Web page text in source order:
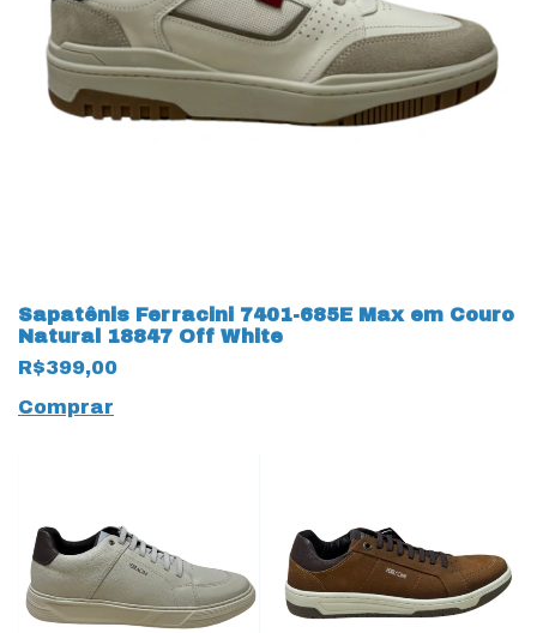
Sapatênis Ferracini 7401-685E Max em Couro
Natural 18847 Off White
R$399,00
Comprar